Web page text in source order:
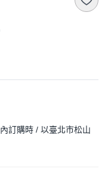
內訂購時 / 以臺北市松山